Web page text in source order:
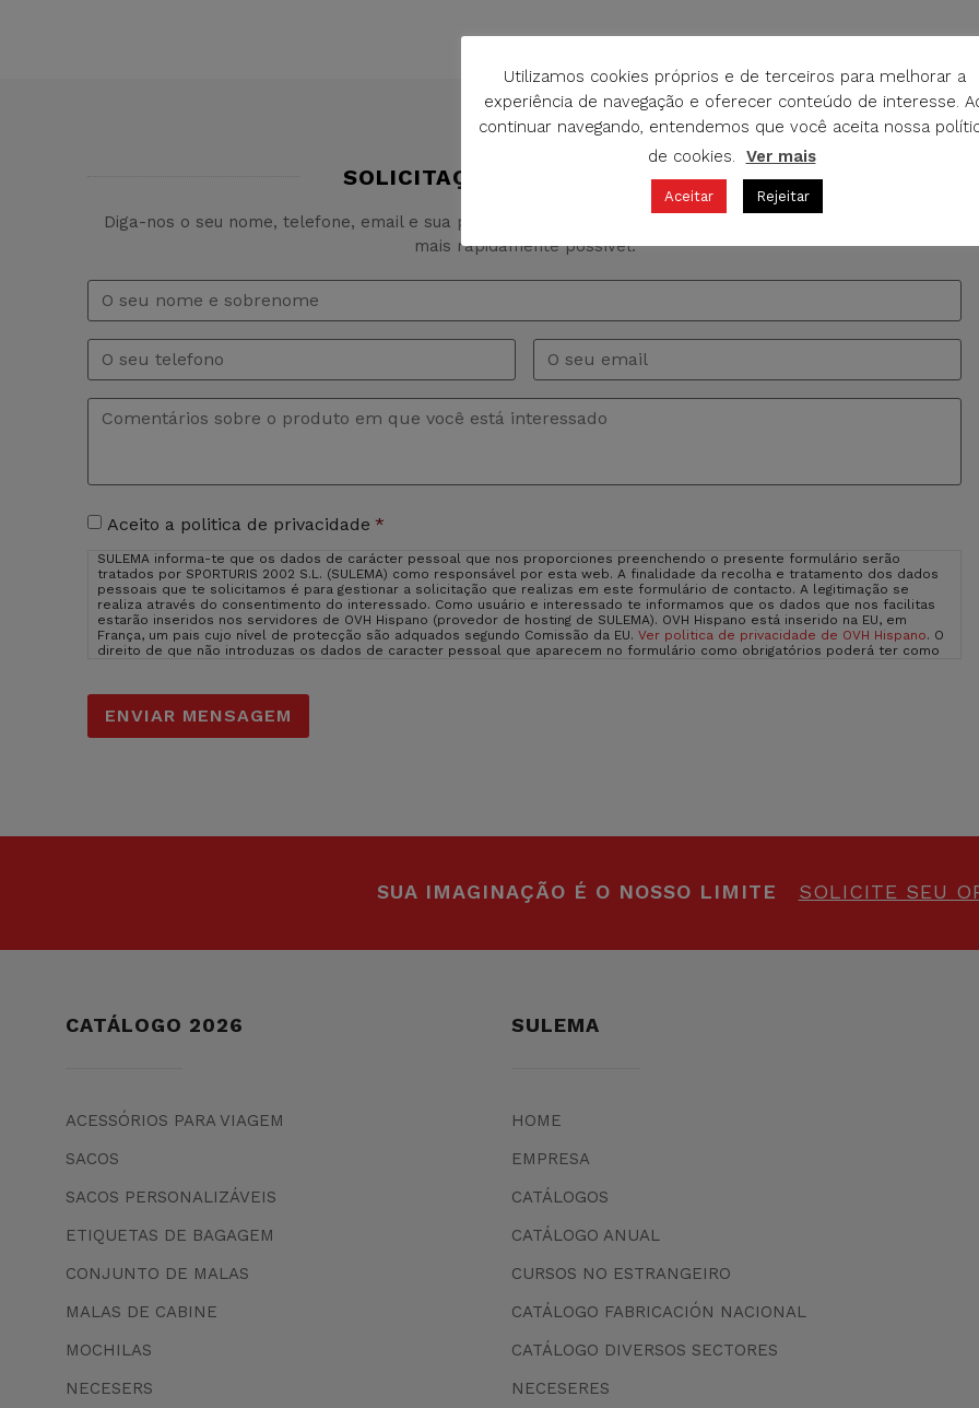
SOLICITAÇÃO DE INFORMAÇÃO
Diga-nos o seu nome, telefone, email e sua pergunta sobre este produto. Vamos atender a seu pedido o
mais rapidamente possível.
Comentários
Aceitação
privacidade *
Aceito a politica de privacidade *
SULEMA informa-te que os dados de carácter pessoal que nos proporciones preenchendo o presente formulário serão
tratados por SPORTURIS 2002 S.L. (SULEMA) como responsável por esta web. A finalidade da recolha e tratamento dos dados
pessoais que te solicitamos é para gestionar a solicitação que realizas em este formulário de contacto. A legitimação se
realiza através do consentimento do interessado. Como usuário e interessado te informamos que os dados que nos facilitas
estarão inseridos nos servidores de OVH Hispano (provedor de hosting de SULEMA). OVH Hispano está inserido na EU, em
França, um pais cujo nível de protecção são adquados segundo Comissão da EU. Ver politica de privacidade de OVH Hispano. O
direito de que não introduzas os dados de caracter pessoal que aparecem no formulário como obrigatórios poderá ter como
control. Podes consultar a informação adicional e detalhada sobre Proteção de Dados na nossa página web: sulemagroup.com
assim como consultar a nossa
SUA IMAGINAÇÃO É O NOSSO LIMITE SOLICITE SEU
CATÁLOGO 2026
ACESSÓRIOS PARA VIAGEM
SACOS
SACOS PERSONALIZÁVEIS
ETIQUETAS DE BAGAGEM
CONJUNTO DE MALAS
MALAS DE CABINE
MOCHILAS
NECESERS
SULEMA
HOME
EMPRESA
CATÁLOGOS
CATÁLOGO ANUAL
CURSOS NO ESTRANGEIRO
CATÁLOGO FABRICACIÓN NACIONAL
CATÁLOGO DIVERSOS SECTORES
NECESERES
Utilizamos cookies próprios e de terceiros para melhorar a
experiência de navegação e oferecer conteúdo de interesse.
continuar navegando, entendemos que você aceita nossa
de cookies.
Ver mais
Aceitar Rejeitar